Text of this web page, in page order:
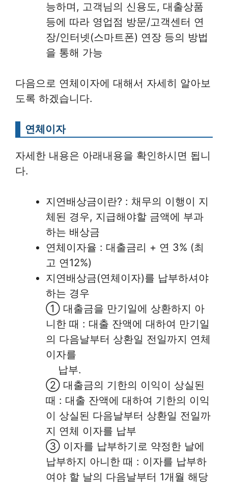
능하며, 고객님의 신용도, 대출상품
등에 따라 영업점 방문/고객센터 연
장/인터넷(스마트폰) 연장 등의 방법
을 통해 가능
다음으로 연체이자에 대해서 자세히 알아보
도록 하겠습니다.
연체이자
자세한 내용은 아래내용을 확인하시면 됩니
다.
지연배상금이란? : 채무의 이행이 지
체된 경우, 지급해야할 금액에 부과
하는 배상금
연체이자율 : 대출금리 + 연 3% (최
고 연12%)
지연배상금(연체이자)를 납부하셔야
하는 경우
① 대출금을 만기일에 상환하지 아
니한 때 : 대출 잔액에 대하여 만기일
의 다음날부터 상환일 전일까지 연체
이자를
납부.
② 대출금의 기한의 이익이 상실된
때 : 대출 잔액에 대하여 기한의 이익
이 상실된 다음날부터 상환일 전일까
지 연체 이자를 납부
③ 이자를 납부하기로 약정한 날에
납부하지 아니한 때 : 이자를 납부하
여야 할 날의 다음날부터 1개월 해당